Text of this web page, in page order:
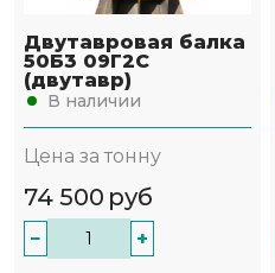
Двутавровая балка
50Б3 09Г2С
(двутавр)
В наличии
Цена за тонну
74 500 руб
− +